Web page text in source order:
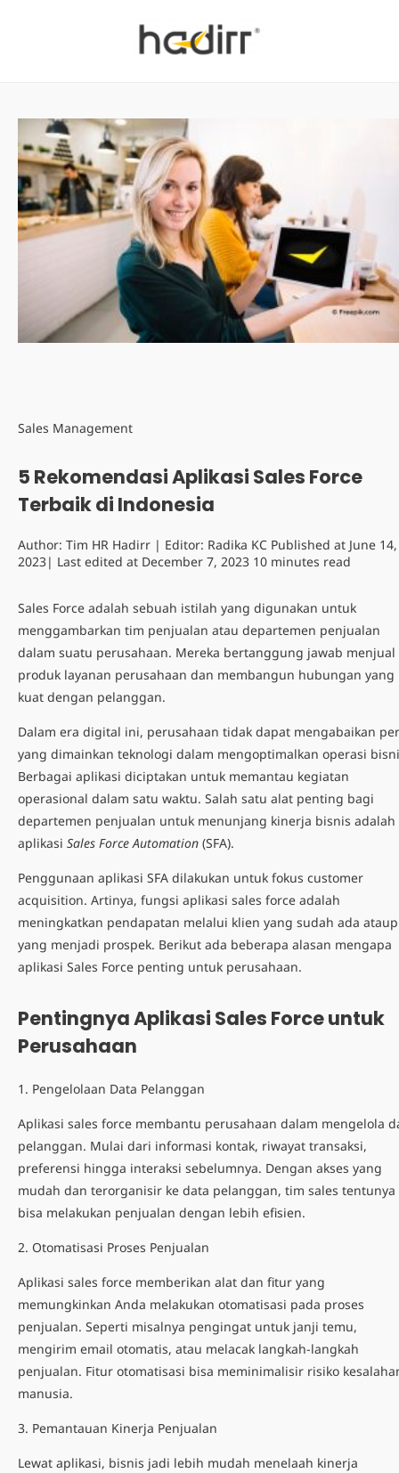
Sales Management
5 Rekomendasi Aplikasi Sales Force
Terbaik di Indonesia
Author: Tim HR Hadirr | Editor: Radika KC Published at June 14,
2023| Last edited at December 7, 2023 10 minutes read
Sales Force adalah sebuah istilah yang digunakan untuk
menggambarkan tim penjualan atau departemen penjualan
dalam suatu perusahaan. Mereka bertanggung jawab menjual
produk layanan perusahaan dan membangun hubungan yang
kuat dengan pelanggan.
Dalam era digital ini, perusahaan tidak dapat mengabaikan
yang dimainkan teknologi dalam mengoptimalkan operasi
Berbagai aplikasi diciptakan untuk memantau kegiatan
operasional dalam satu waktu. Salah satu alat penting bagi
departemen penjualan untuk menunjang kinerja bisnis adalah
aplikasi Sales Force Automation (SFA).
Penggunaan aplikasi SFA dilakukan untuk fokus customer
acquisition. Artinya, fungsi aplikasi sales force adalah
meningkatkan pendapatan melalui klien yang sudah ada
yang menjadi prospek. Berikut ada beberapa alasan mengapa
aplikasi Sales Force penting untuk perusahaan.
Pentingnya Aplikasi Sales Force untuk
Perusahaan
1. Pengelolaan Data Pelanggan
Aplikasi sales force membantu perusahaan dalam mengelola
pelanggan. Mulai dari informasi kontak, riwayat transaksi,
preferensi hingga interaksi sebelumnya. Dengan akses yang
mudah dan terorganisir ke data pelanggan, tim sales tentunya
bisa melakukan penjualan dengan lebih efisien.
2. Otomatisasi Proses Penjualan
Aplikasi sales force memberikan alat dan fitur yang
memungkinkan Anda melakukan otomatisasi pada proses
penjualan. Seperti misalnya pengingat untuk janji temu,
mengirim email otomatis, atau melacak langkah-langkah
penjualan. Fitur otomatisasi bisa meminimalisir risiko
manusia.
3. Pemantauan Kinerja Penjualan
Lewat aplikasi, bisnis jadi lebih mudah menelaah kinerja